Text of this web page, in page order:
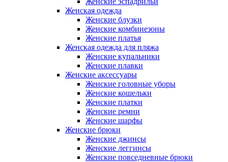
Женская одежда
Женские блузки
Женские комбинезоны
Женские платья
Женская одежда для пляжа
Женские купальники
Женские плавки
Женские аксессуары
Женские головные уборы
Женские кошельки
Женские платки
Женские ремни
Женские шарфы
Женские брюки
Женские джинсы
Женские леггинсы
Женские повседневные брюки